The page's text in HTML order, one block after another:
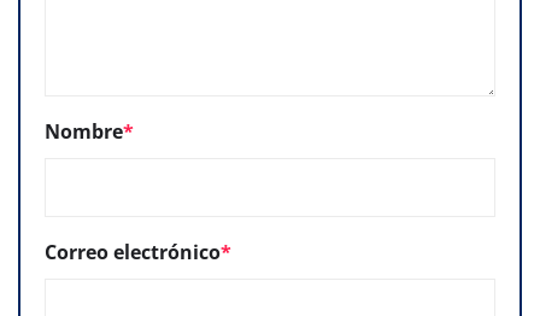
Nombre*
Correo electrónico*